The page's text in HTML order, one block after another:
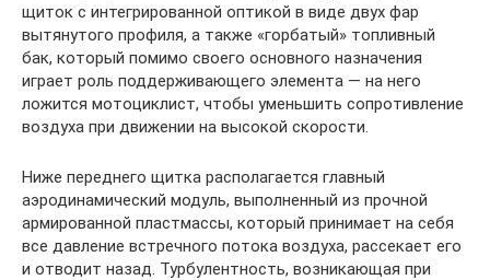
щиток с интегрированной оптикой в виде двух фар
вытянутого профиля, а также «горбатый» топливный
бак, который помимо своего основного назначения
играет роль поддерживающего элемента — на него
ложится мотоциклист, чтобы уменьшить сопротивление
воздуха при движении на высокой скорости.
Ниже переднего щитка располагается главный
аэродинамический модуль, выполненный из прочной
армированной пластмассы, который принимает на себя
все давление встречного потока воздуха, рассекает его
и отводит назад. Турбулентность, возникающая при